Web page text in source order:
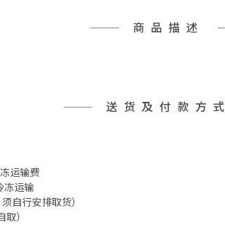
商品描述
送货及付款方式
运输费
冻运输
自行安排取货）
）